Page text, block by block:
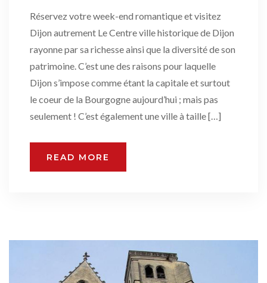
Réservez votre week-end romantique et visitez
Dijon autrement Le Centre ville historique de Dijon
rayonne par sa richesse ainsi que la diversité de son
patrimoine. C’est une des raisons pour laquelle
Dijon s’impose comme étant la capitale et surtout
le coeur de la Bourgogne aujourd’hui ; mais pas
seulement ! C’est également une ville à taille […]
READ MORE